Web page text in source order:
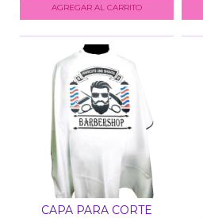
AGREGAR AL CARRITO
CAPA PARA CORTE